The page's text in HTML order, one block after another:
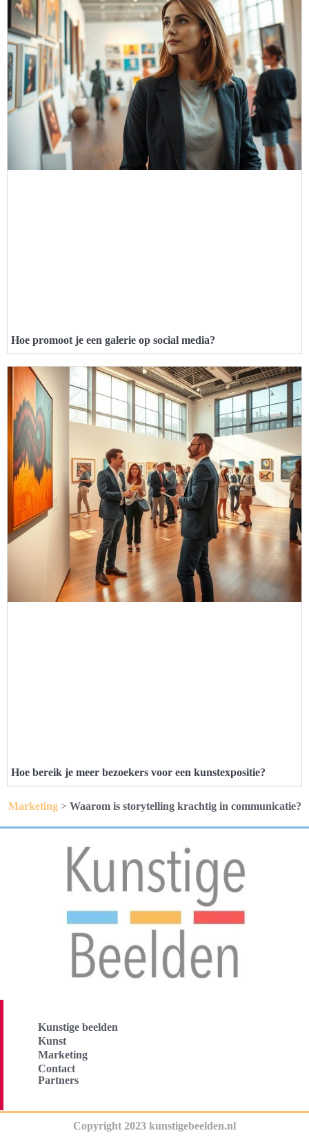
Hoe promoot je een galerie op social media?
Hoe bereik je meer bezoekers voor een kunstexpositie?
Marketing> Waarom is storytelling krachtig in communicatie?
Kunstige beelden
Kunst
Marketing
Contact
Partners
Copyright 2023 kunstigebeelden.nl